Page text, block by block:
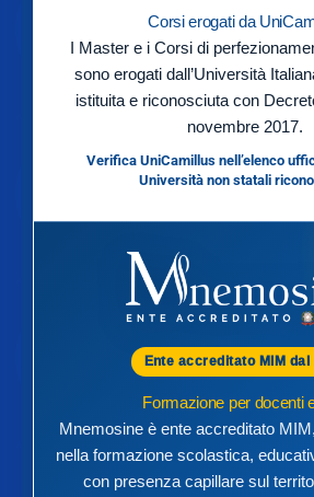
Corsi erogati da
I Master e i Corsi di
sono erogati dall’Università
istituita e riconosciuta con
novembre 2017.
Verifica UniCamillus nell’elenco
Università non statali
Ente accreditato MIM dal
Formazione per docenti
Mnemosine è ente accreditato
nella formazione scolastica,
con presenza capillare sul